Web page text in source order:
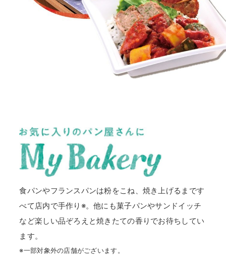
食パンやフランスパンは粉をこね、焼き上げるまです
べて店内で手作り※。他にも菓子パンやサンドイッチ
など楽しい品ぞろえと焼きたての香りでお待ちしてい
ます。
※一部対象外の店舗がございます。